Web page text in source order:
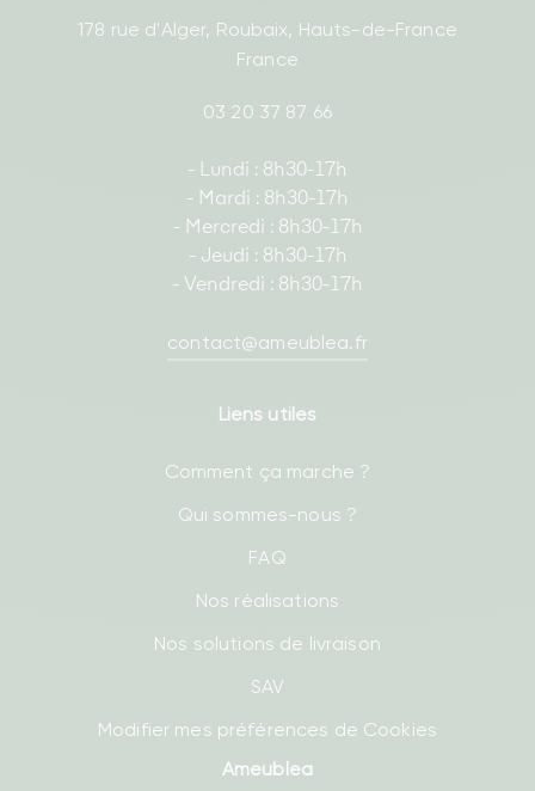
178 rue d'Alger, Roubaix, Hauts-de-France
France
03 20 37 87 66
- Lundi : 8h30-17h
- Mardi : 8h30-17h
- Mercredi : 8h30-17h
- Jeudi : 8h30-17h
- Vendredi : 8h30-17h
contact@ameublea.fr
Liens utiles
Comment ça marche ?
Qui sommes-nous ?
FAQ
Nos réalisations
Nos solutions de livraison
SAV
Modifier mes préférences de Cookies
Ameublea